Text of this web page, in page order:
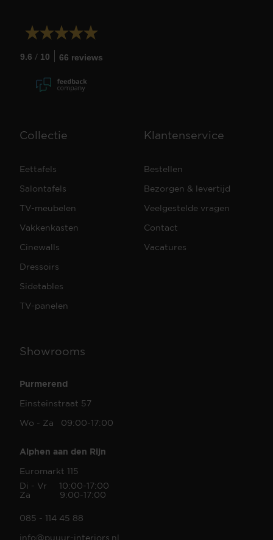
9.6 / 10 66 reviews
Collectie
Eettafels
Salontafels
TV-meubelen
Vakkenkasten
Cinewalls
Dressoirs
Sidetables
TV-panelen
Klantenservice
Bestellen
Bezorgen & levertijd
Veelgestelde vragen
Contact
Vacatures
Showrooms
Purmerend
Einsteinstraat 57
Wo - Za 09:00-17:00
Alphen aan den Rijn
Euromarkt 115
Di - Vr 10:00-17:00
Za 9:00-17:00
085 - 114 45 88
info@puuur-interiors.nl